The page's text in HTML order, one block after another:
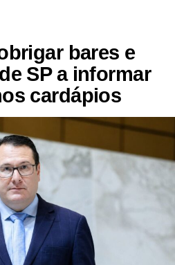
bares e
SP a informar
cardápios